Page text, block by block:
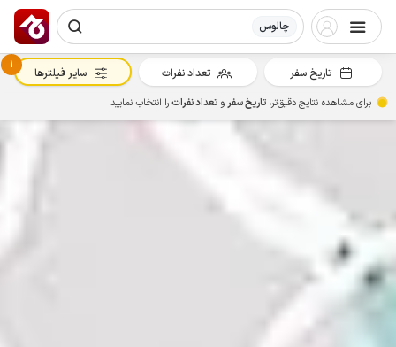
چالوس
تاریخ سفر تعداد نفرات
1
سایر فیلترها
برای مشاهده نتایج دقیق‌تر، تاریخ سفرو تعداد نفراترا انتخاب نمایید